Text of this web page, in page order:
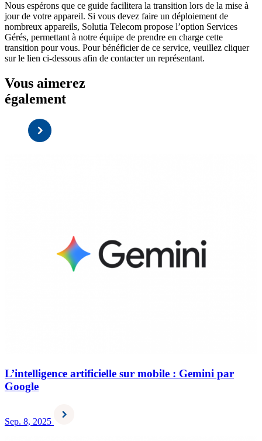
Nous espérons que ce guide facilitera la transition lors de la mise à
jour de votre appareil. Si vous devez faire un déploiement de
nombreux appareils, Solutia Telecom propose l’option Services
Gérés, permettant à notre équipe de prendre en charge cette
transition pour vous. Pour bénéficier de ce service, veuillez cliquer
sur le lien ci-dessous afin de contacter un représentant.
Vous aimerez
également
L’intelligence artificielle sur mobile : Gemini par
Google
Sep. 8, 2025